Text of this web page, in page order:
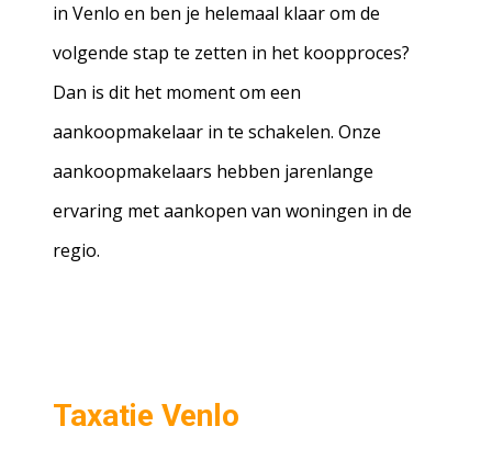
in Venlo en ben je helemaal klaar om de
volgende stap te zetten in het koopproces?
Dan is dit het moment om een
aankoopmakelaar in te schakelen. Onze
aankoopmakelaars hebben jarenlange
ervaring met aankopen van woningen in de
regio.
Taxatie Venlo